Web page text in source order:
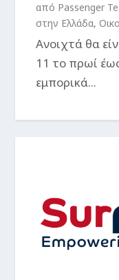
από Passenger
στην Ελλάδα,
Ανοιχτά θα
11 το πρωί
εμπορικά...